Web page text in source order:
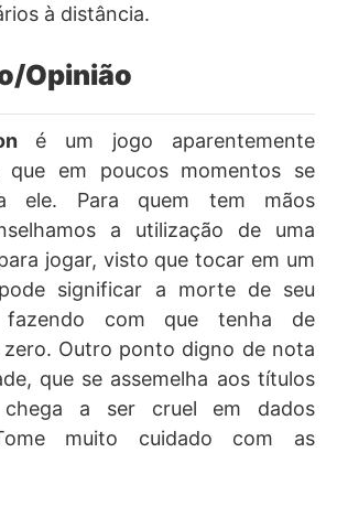
à distância.
Opinião
é um jogo aparentemente
que em poucos momentos se
ele. Para quem tem mãos
a utilização de uma
jogar, visto que tocar em um
significar a morte de seu
fazendo com que tenha de
Outro ponto digno de nota
que se assemelha aos títulos
a ser cruel em dados
muito cuidado com as